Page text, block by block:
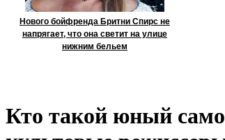
Нового бойфренда Бритни Спирс не
напрягает, что она светит на улице
нижним бельем
Кто такой юный